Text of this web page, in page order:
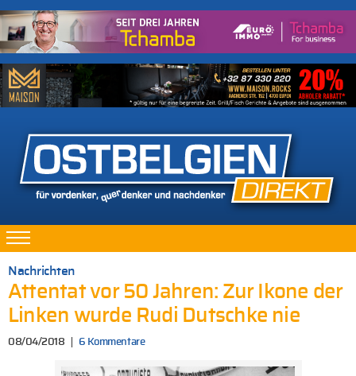
Nachrichten
Attentat vor 50 Jahren: Zur Ikone der
Linken wurde Rudi Dutschke nie
08/04/2018 6 Kommentare